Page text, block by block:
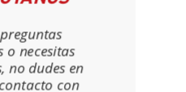
o necesitas
no dudes en
con